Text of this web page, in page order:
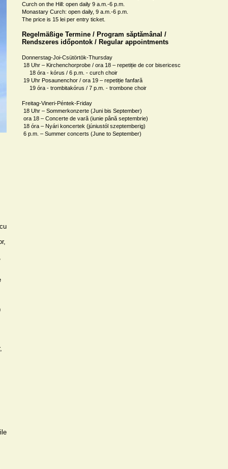
Curch on the Hill: open daily 9 a.m.-6 p.m.
Monastary Curch: open daily, 9 a.m.-6 p.m.
The price is 15 lei per entry ticket.
Regelmäßige Termine / Program săptămânal /
Rendszeres időpontok / Regular appointments
Donnerstag-Joi-Csütörtök-Thursday
Freitag-Vineri-Péntek-Friday
ora 18 – Concerte de vară (iunie până septembrie)
6 p.m. – Summer concerts (June to September)